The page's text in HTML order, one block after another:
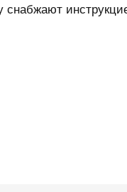
снабжают